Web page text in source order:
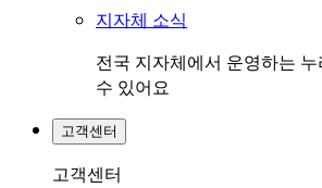
지자체 소식
전국 지자체에서 운영하는
수 있어요
고객센터
고객센터